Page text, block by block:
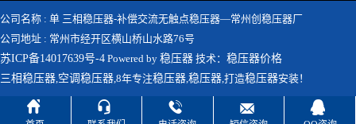
公司名称 : 单 三相稳压器-补偿交流无触点稳压器—常州创稳压器厂
公司地址 : 常州市经开区横山桥山水路76号
苏ICP备14017639号-4 Powered by 稳压器 技术： 稳压器价格
三相稳压器,空调稳压器,8年专注稳压器,稳压器,打造稳压器安装！
    